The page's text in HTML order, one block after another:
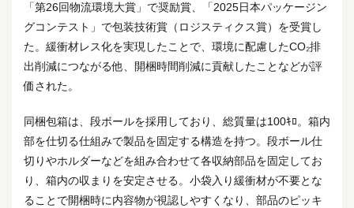
「第26回物流環境大賞」で奨励賞、「2025日本パッケージン
グコンテスト」で包装技術賞（ロジスティクス賞）を受賞し
た。緩衝材レス化を実現したことで、環境に配慮したCO₂排
出削減につながる他、開梱時間削減に貢献したことなどが評
価された。
同梱包箱は、段ボールを採用しており、総質量は100ｷﾛ。箱内
部を仕切る仕組みで製品を固定する構造を持つ。段ボール仕
切りやホルダーなどを組み合わせて各収納部品を固定してお
り、箱内の収まりを安定させる。小袋入り緩衝材が不要とな
ることで開梱時に内容物が視認しやすくなり、部品のピッキ